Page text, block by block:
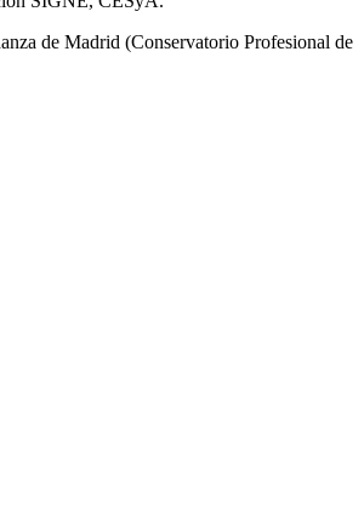
de Madrid (Conservatorio Profesional de